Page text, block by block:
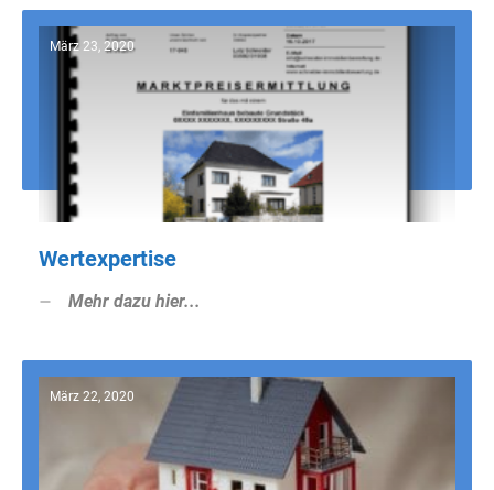
März 23, 2020
Wertexpertise
Mehr dazu hier...
März 22, 2020